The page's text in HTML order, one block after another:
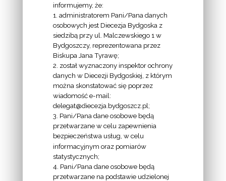
INFORMACJE
Z
EKAI.PL:
INFORMACJE
EPISKOPATU
POLSKI:
informujemy, że:
1. administratorem Pani/Pana danych
osobowych jest Diecezja Bydgoska z
siedzibą przy ul. Malczewskiego 1 w
Bydgoszczy, reprezentowana przez
Biskupa Jana Tyrawę;
2. został wyznaczony inspektor ochrony
danych w Diecezji Bydgoskiej, z którym
można skonstatować się poprzez
wiadomość e-mail:
delegat@diecezja.bydgoszcz.pl;
3. Pani/Pana dane osobowe będą
przetwarzane w celu zapewnienia
bezpieczeństwa usług, w celu
informacyjnym oraz pomiarów
statystycznych;
4. Pani/Pana dane osobowe będą
przetwarzane na podstawie udzielonej